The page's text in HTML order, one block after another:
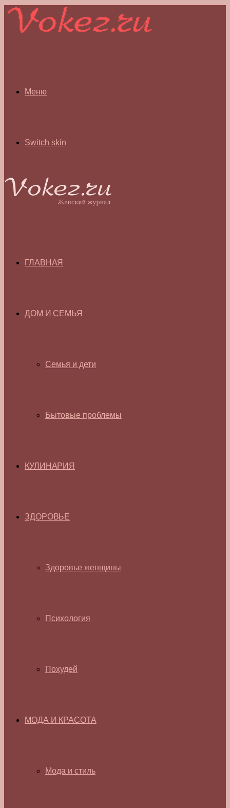
Меню
Switch skin
ГЛАВНАЯ
ДОМ И СЕМЬЯ
Семья и дети
Бытовые проблемы
КУЛИНАРИЯ
ЗДОРОВЬЕ
Здоровье женщины
Психология
Похудей
МОДА И КРАСОТА
Мода и стиль